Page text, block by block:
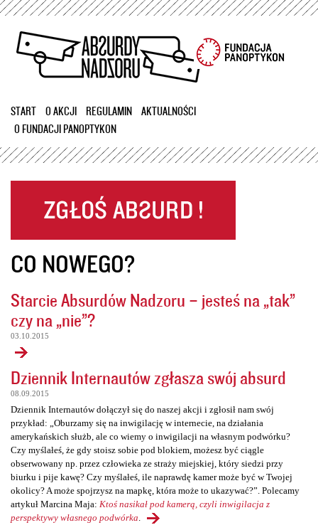
Przejdź
treści
START O AKCJI REGULAMIN
AKTUALNOŚCI
O FUNDACJI PANOPTYKON
CO NOWEGO?
Starcie Absurdów Nadzoru – jesteś na „tak”
czy na „nie”?
03.10.2015
Dziennik Internautów zgłasza swój absurd
08.09.2015
Dziennik Internautów dołączył się do naszej akcji i zgłosił nam swój
przykład: „Oburzamy się na inwigilację w internecie, na działania
amerykańskich służb, ale co wiemy o inwigilacji na własnym podwórku?
Czy myślałeś, że gdy stoisz sobie pod blokiem, możesz być ciągle
obserwowany np. przez człowieka ze straży miejskiej, który siedzi przy
biurku i pije kawę? Czy myślałeś, ile naprawdę kamer może być w Twojej
okolicy? A może spojrzysz na mapkę, która może to ukazywać?”. Polecamy
artykuł Marcina Maja: Ktoś nasikał pod kamerą, czyli inwigilacja z
perspektywy własnego podwórka